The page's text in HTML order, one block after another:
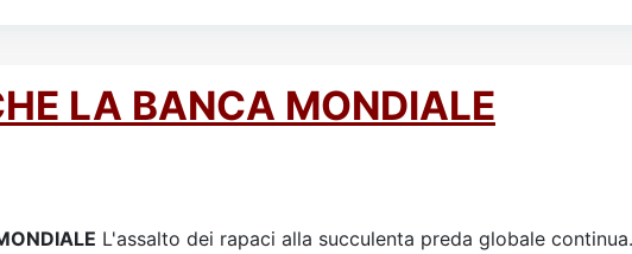
LA BANCA MONDIALE
L'assalto dei rapaci alla succulenta preda globale